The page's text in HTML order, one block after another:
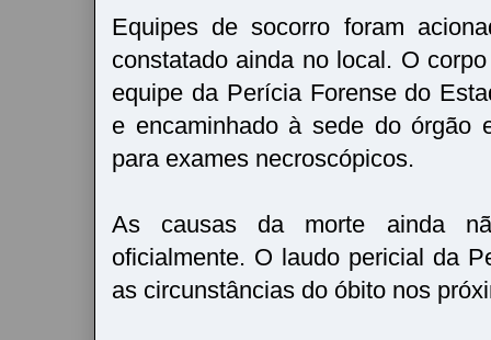
Equipes de socorro foram
constatado ainda no local. O
equipe da Perícia Forense do
e encaminhado à sede do órgão
para exames necroscópicos.
As causas da morte ainda
oficialmente. O laudo pericial da
as circunstâncias do óbito nos